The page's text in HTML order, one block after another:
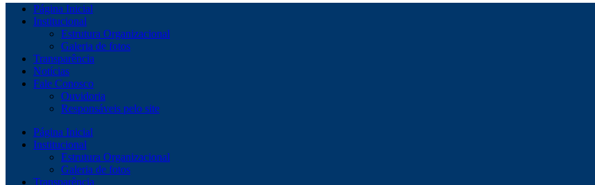
Página Inicial
Institucional
Estrutura Organizacional
Galeria de fotos
Transparência
Notícias
Fale Conosco
Ouvidoria
Responsáveis pelo site
Página Inicial
Institucional
Estrutura Organizacional
Galeria de fotos
Transparência